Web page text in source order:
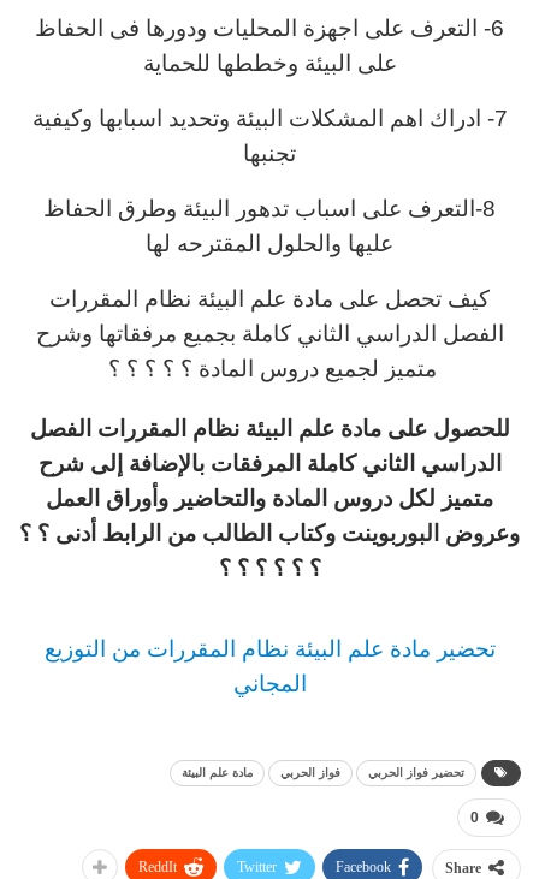
6- التعرف على اجهزة المحليات ودورها فى الحفاظ
على البيئة وخططها للحماية
7- ادراك اهم المشكلات البيئة وتحديد اسبابها وكيفية
تجنبها
8-التعرف على اسباب تدهور البيئة وطرق الحفاظ
عليها والحلول المقترحه لها
كيف تحصل على مادة علم البيئة نظام المقررات
الفصل الدراسي الثاني كاملة بجميع مرفقاتها وشرح
متميز لجميع دروس المادة ؟ ؟ ؟ ؟ ؟
للحصول على مادة علم البيئة نظام المقررات الفصل
الدراسي الثاني كاملة المرفقات بالإضافة إلى شرح
متميز لكل دروس المادة والتحاضير وأوراق العمل
وعروض البوربوينت وكتاب الطالب من الرابط أدنى ؟ ؟
؟ ؟ ؟ ؟ ؟ ؟
تحضير مادة علم البيئة نظام المقررات من التوزيع
المجاني
تحضير فواز الحربي فواز الحربي مادة علم البيئة
0
Share
Facebook
Twitter
ReddIt